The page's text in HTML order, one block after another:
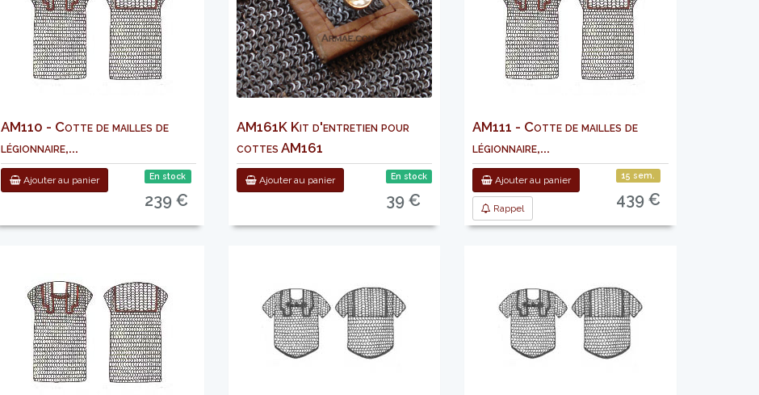
AM110 - Cotte de mailles de
légionnaire,...
Ajouter au panier En stock
239 €
AM161K Kit d'entretien pour
cottes AM161
Ajouter au panier En stock
39 €
AM111 - Cotte de mailles de
légionnaire,...
Ajouter au panier
Rappel
15 sem.
439 €